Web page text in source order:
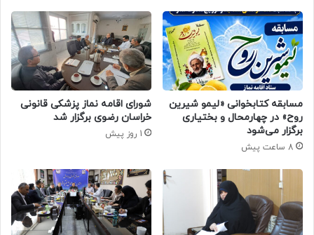
مسابقه کتابخوانی «لیمو شیرین
روح» در چهارمحال و بختیاری
برگزار می‌شود
8 ساعت پیش
شورای اقامه نماز پزشکی قانونی
خراسان رضوی برگزار شد
1 روز پیش